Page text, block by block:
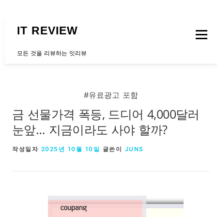
IT REVIEW
모든 것을 리뷰하는 잇리뷰
메뉴
#유료광고 포함
금 선물가격 폭등, 드디어 4,000달러
눈앞… 지금이라도 사야 할까?
작성일자 2025년 10월 10일 글쓴이 JUNS